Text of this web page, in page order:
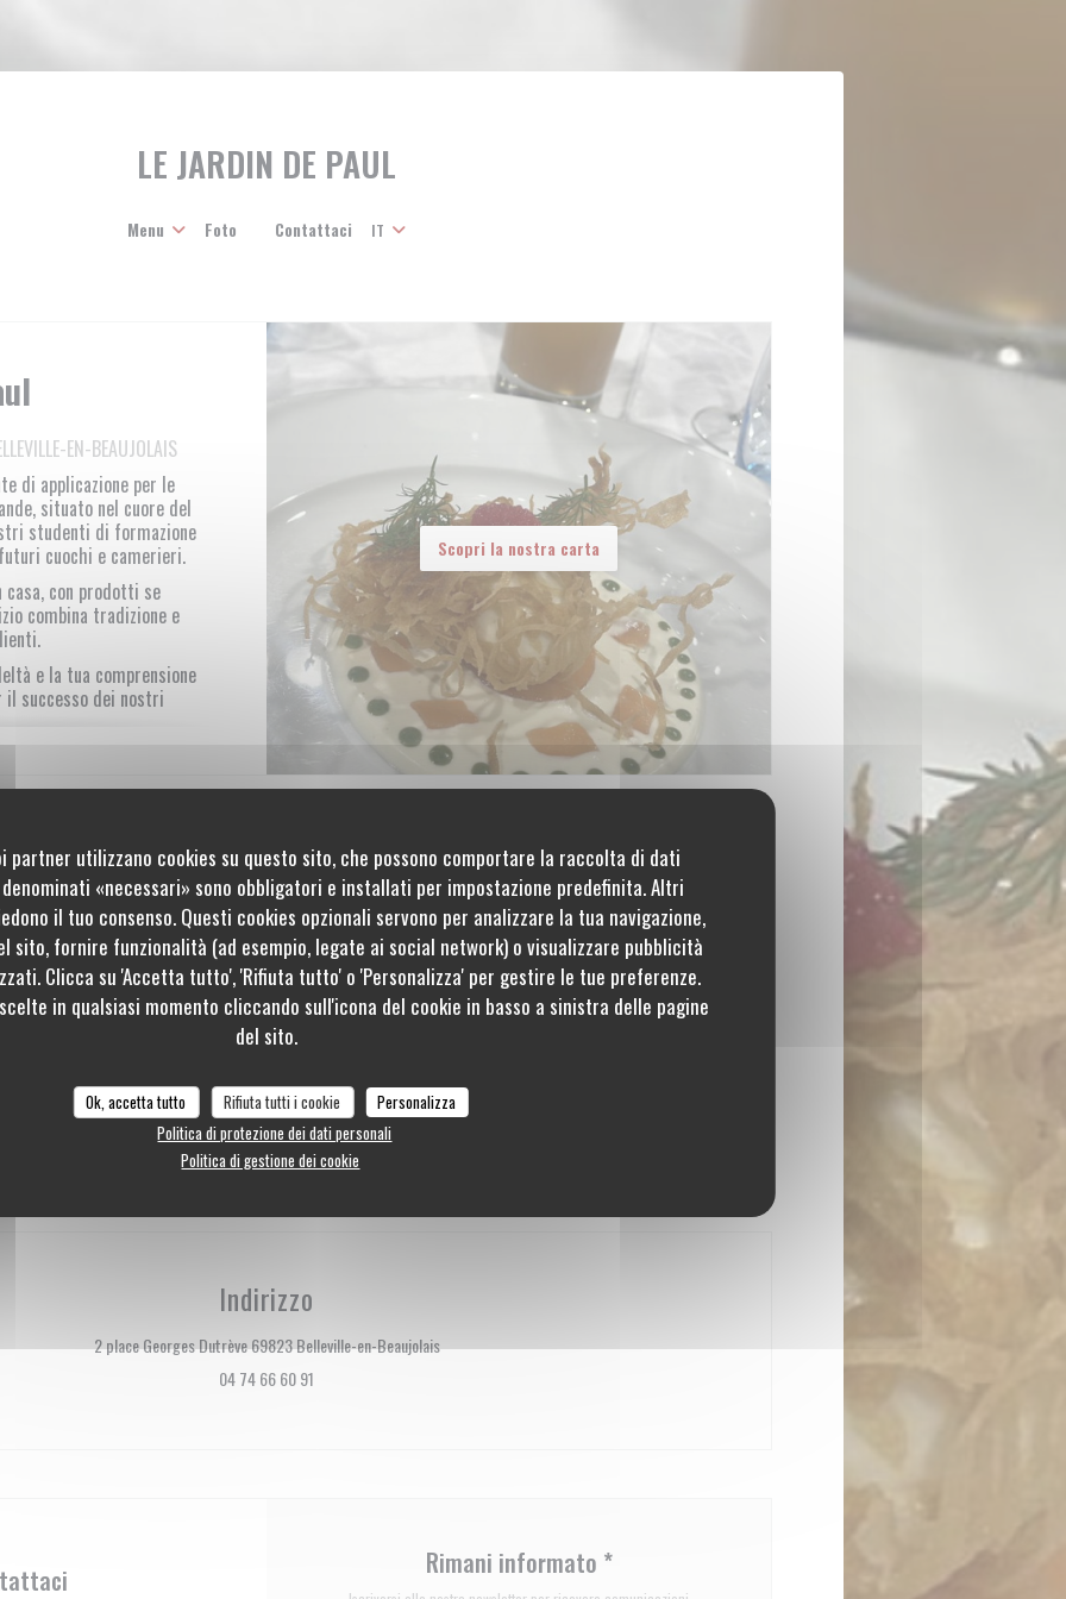
partner utilizzano cookies su questo sito, che possono comportare la raccolta di dati
«necessari» sono obbligatori e installati per impostazione predefinita. Altri
il tuo consenso. Questi cookies opzionali servono per analizzare la tua navigazione,
sito, fornire funzionalità (ad esempio, legate ai social network) o visualizzare pubblicità
Clicca su 'Accetta tutto', 'Rifiuta tutto' o 'Personalizza' per gestire le tue preferenze.
in qualsiasi momento cliccando sull'icona del cookie in basso a sinistra delle pagine
del sito.
Ok, accetta tutto Rifiuta tutti i cookie
Personalizza
Politica di protezione dei dati personali
Politica di gestione dei cookie
LE JARDIN DE PAUL
Menu Foto ((apre una nuova finestra))
Contattaci IT
EN-BEAUJOLAIS
di applicazione per le
situato nel cuore del
studenti di formazione
cuochi e camerieri.
con prodotti se
combina tradizione e
e la tua comprensione
successo dei nostri
feste, persone con
su richiesta alla
Scopri la nostra carta
pratiche
Gastronomico
pagamento
Assegni
Orari
Lun-Mer Chiuso
Gio-Ven 12:00 - 12:15 *
* Solo su prenotazione
Indirizzo
2 place Georges Dutrève 69823 Belleville-en-Beaujolais((apre una nuova finestra))
04 74 66 60 91
Rimani informato *
le Jardin de Paul